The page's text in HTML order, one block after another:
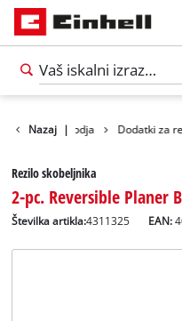
Nazaj |
Pribor za orodja Dodatki za
Rezilo skobeljnika
2-pc. Reversible Planer
Številka artikla:4311325 EAN: